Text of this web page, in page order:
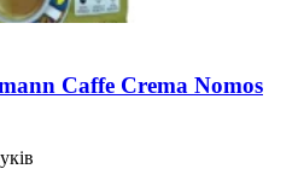
Caffe Crema Nomos